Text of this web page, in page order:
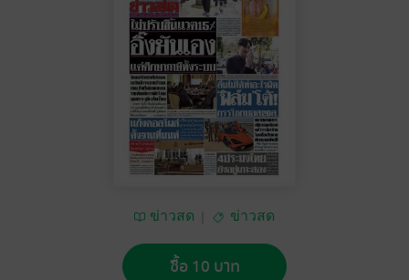
ข่าวสด ข่าวสด
ซื้อ 10 บาท